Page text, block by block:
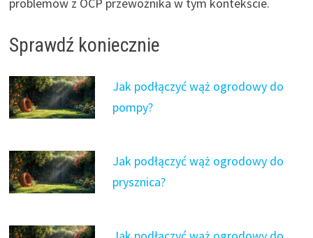
Sprawdź koniecznie
Jak podłączyć wąż ogrodowy do
pompy?
Jak podłączyć wąż ogrodowy do
prysznica?